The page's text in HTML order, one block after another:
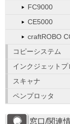
FC9000
CE5000
craftROBO
コピーシステム
インクジェットプ
スキャナ
ペンプロッタ
窓口/関連